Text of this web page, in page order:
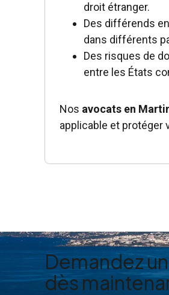
droit étranger.
Des différends
dans différents
Des risques de
entre les États
Nos avocats en
applicable et protéger
Demandez
dès